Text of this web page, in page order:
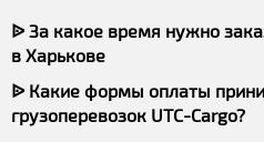
ᐉ За какое время нужно
в Харькове
ᐉ Какие формы оплаты
грузоперевозок UTC-Cargo?